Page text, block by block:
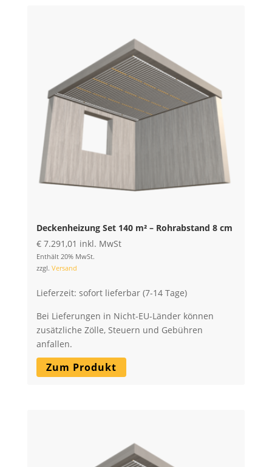
Deckenheizung Set 140 m² – Rohrabstand 8 cm
€7.291,01 inkl. MwSt
Enthält 20% MwSt.
zzgl. Versand
Lieferzeit: sofort lieferbar (7-14 Tage)
Bei Lieferungen in Nicht-EU-Länder können
zusätzliche Zölle, Steuern und Gebühren
anfallen.
Zum Produkt